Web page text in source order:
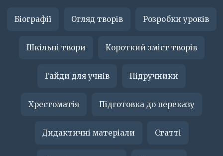
Біографії Огляд творів Розробки уроків
Шкільні твори Короткий зміст творів
Гайди для учнів Підручники
Хрестоматія Підготовка до переказу
Дидактичні матеріали Статті